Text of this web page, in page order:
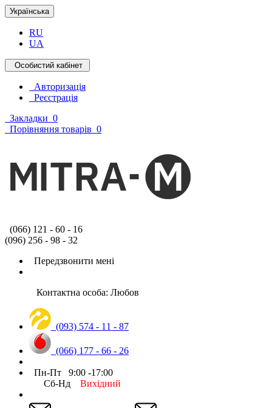
Українська
RU
UA
Особистий кабінет
Авторизація
Реєстрація
Закладки 0
Порівняння товарів 0
(066) 121 - 60 - 16
(096) 256 - 98 - 32
Передзвонити мені
Контактна особа: Любов
(093) 574 - 11 - 87
(066) 177 - 66 - 26
Пн-Пт 9:00 -17:00
Сб-Нд Вихідний